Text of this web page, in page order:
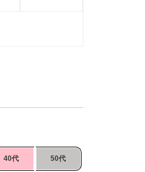
40代 50代